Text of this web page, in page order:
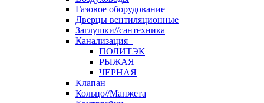
Газовое оборудование
Дверцы вентиляционные
Заглушки//сантехника
Канализация
ПОЛИТЭК
РЫЖАЯ
ЧЕРНАЯ
Клапан
Кольцо//Манжета